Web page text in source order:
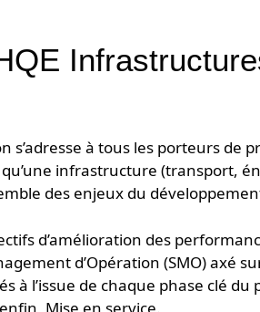
s’adresse à tous les porteurs de
infrastructure (transport,
des enjeux du
d’amélioration des
d’Opération (SMO) axé
l’issue de chaque phase clé du
Mise en service.